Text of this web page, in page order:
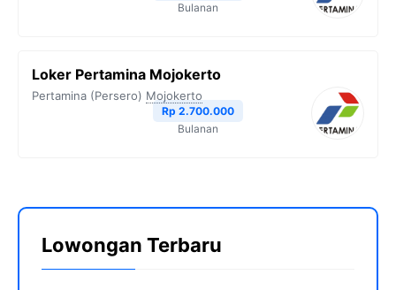
Bulanan
Loker Pertamina Mojokerto
Pertamina (Persero) Mojokerto
Rp 2.700.000
Bulanan
Lowongan Terbaru